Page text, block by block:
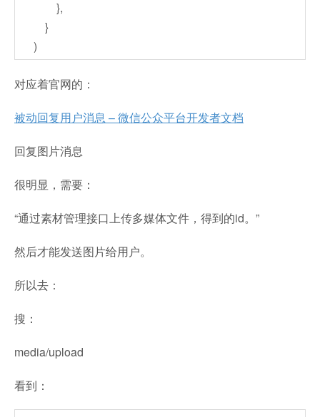
},
}
)
对应着官网的：
被动回复用户消息 – 微信公众平台开发者文档
回复图片消息
很明显，需要：
“通过素材管理接口上传多媒体文件，得到的id。”
然后才能发送图片给用户。
所以去：
搜：
media/upload
看到：